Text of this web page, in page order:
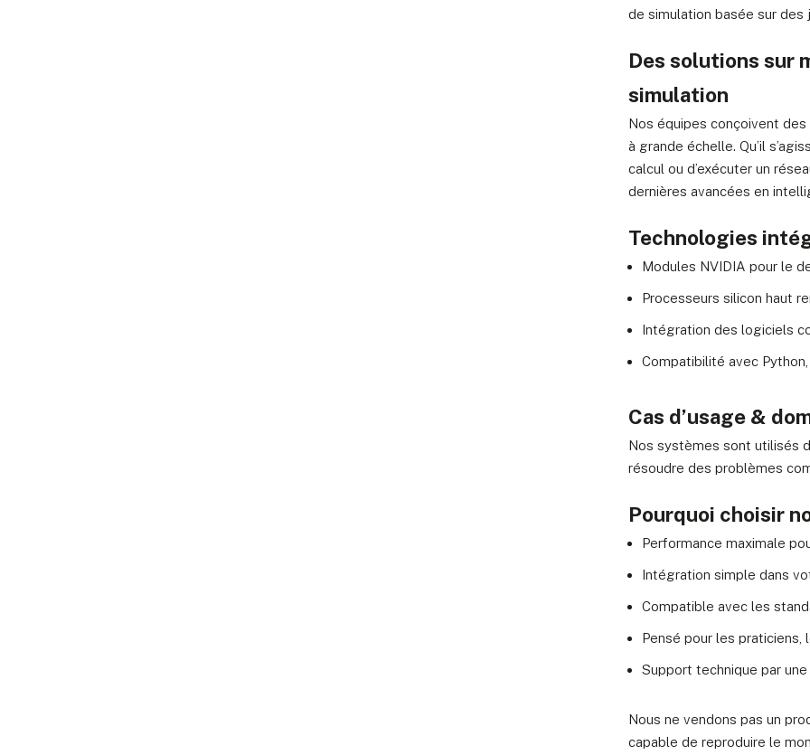
de simulation basée sur des
Des solutions sur
simulation
Nos équipes conçoivent
à grande échelle. Qu’il
calcul ou d’exécuter un
dernières avancées en
Technologies
Modules NVIDIA pour le
Processeurs silicon haut
Intégration des logiciels
Compatibilité avec
Cas d’usage &
Nos systèmes sont utilisés
résoudre des problèmes
Pourquoi choisir
Performance maximale
Intégration simple dans
Compatible avec les
Pensé pour les praticiens,
Support technique par
Nous ne vendons pas un
capable de reproduire le